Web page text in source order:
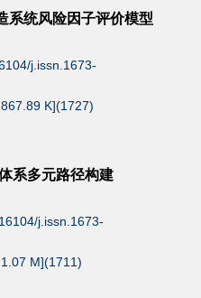
系统风险因子评价模型
j.issn.1673-
K](1727)
系多元路径构建
j.issn.1673-
M](1711)